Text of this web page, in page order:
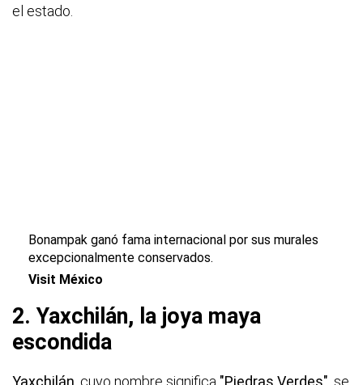
el estado.
Bonampak ganó fama internacional por sus murales
excepcionalmente conservados.
Visit México
2. Yaxchilán, la joya maya
escondida